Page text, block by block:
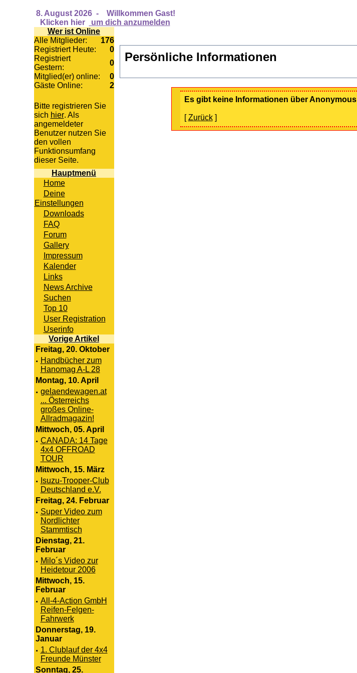
8. August 2026 -
Willkommen Gast!
Klicken hier
um dich anzumelden
Wer ist Online
Alle Mitglieder:
176
Registriert Heute:
0
Registriert
Gestern:
0
Mitglied(er) online:
0
Gäste Online:
2
Bitte registrieren Sie
sich hier. Als
angemeldeter
Benutzer nutzen Sie
den vollen
Funktionsumfang
dieser Seite.
Hauptmenü
Home
Deine
Einstellungen
Downloads
FAQ
Forum
Gallery
Impressum
Kalender
Links
News Archive
Suchen
Top 10
User Registration
Userinfo
Vorige Artikel
Freitag, 20. Oktober
· Handbücher zum
Hanomag A-L 28
Montag, 10. April
· gelaendewagen.at
... Österreichs
großes Online-
Allradmagazin!
Mittwoch, 05. April
· CANADA: 14 Tage
4x4 OFFROAD
TOUR
Mittwoch, 15. März
· Isuzu-Trooper-Club
Deutschland e.V.
Freitag, 24. Februar
· Super Video zum
Nordlichter
Stammtisch
Dienstag, 21.
Februar
· Milo´s Video zur
Heidetour 2006
Mittwoch, 15.
Februar
· All-4-Action GmbH
Reifen-Felgen-
Fahrwerk
Donnerstag, 19.
Januar
· 1. Clublauf der 4x4
Freunde Münster
Sonntag, 25.
Persönliche Informationen
Es gibt keine Informationen über Anonymous
[Zurück]